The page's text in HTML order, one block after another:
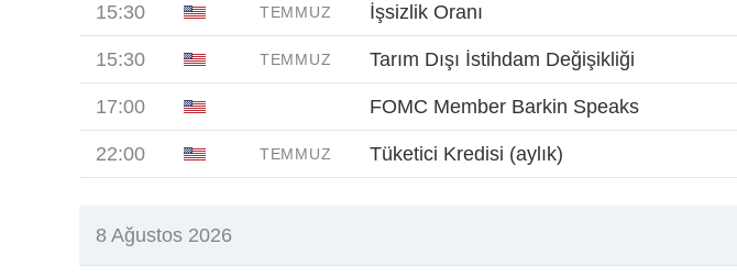
15:30 TEMMUZ İşsizlik Oranı
15:30 TEMMUZ Tarım Dışı İstihdam Değişikliği
17:00 FOMC Member Barkin Speaks
22:00 TEMMUZ Tüketici Kredisi (aylık)
8 Ağustos 2026